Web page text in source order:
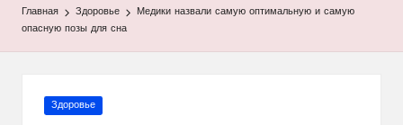
Главная Здоровье
Медики назвали самую оптимальную и самую
опасную позы для сна
Опубликовано
Здоровье